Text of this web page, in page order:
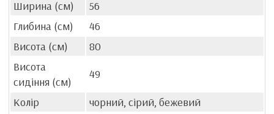
Ширина (см)
56
Глибина (см)
46
Висота (см)
80
Висота
сидіння (см)
49
Колір
чорний, сірий, бежевий